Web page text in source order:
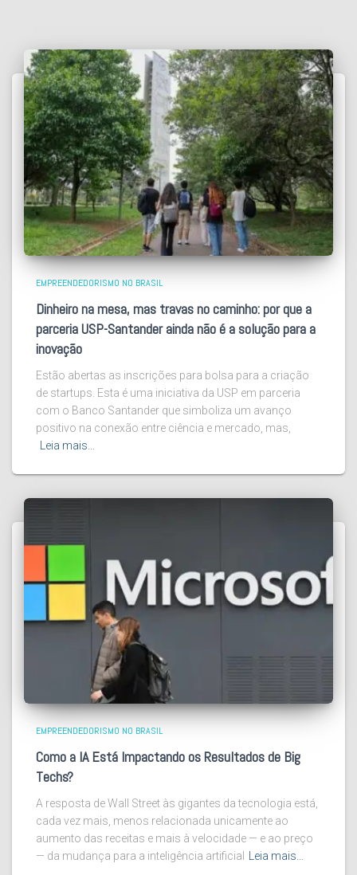
EMPREENDEDORISMO NO BRASIL
Dinheiro na mesa, mas travas no caminho: por que a
parceria USP-Santander ainda não é a solução para a
inovação
Estão abertas as inscrições para bolsa para a criação
de startups. Esta é uma iniciativa da USP em parceria
com o Banco Santander que simboliza um avanço
positivo na conexão entre ciência e mercado, mas,
Leia mais…
EMPREENDEDORISMO NO BRASIL
Como a IA Está Impactando os Resultados de Big
Techs?
A resposta de Wall Street às gigantes da tecnologia está,
cada vez mais, menos relacionada unicamente ao
aumento das receitas e mais à velocidade — e ao preço
— da mudança para a inteligência artificial
Leia mais…